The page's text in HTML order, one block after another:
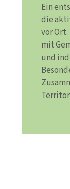
Ein
die
vor
mit
und